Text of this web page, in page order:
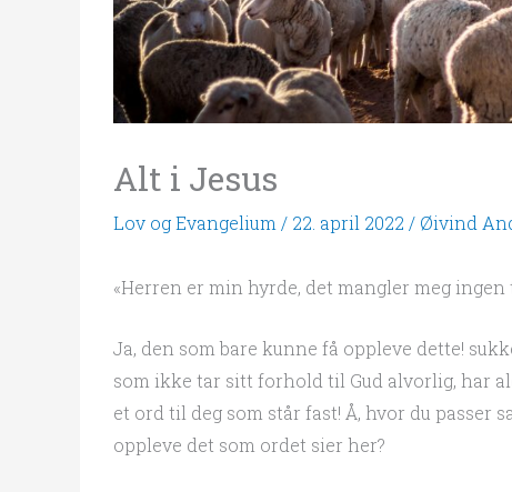
Alt i Jesus
Lov og Evangelium/ 22. april 2022 / Øivind
«Herren er min hyrde, det mangler meg ingen
Ja, den som bare kunne få oppleve dette!
som ikke tar sitt forhold til Gud alvorlig, har
et ord til deg som står fast! Å, hvor du passer
oppleve det som ordet sier her?